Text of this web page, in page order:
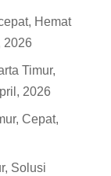
Hemat
2026
Timur,
2026
Cepat,
Solusi